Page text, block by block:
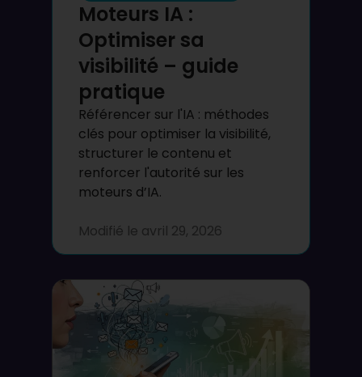
Moteurs IA :
Optimiser sa
visibilité – guide
pratique
Référencer sur l'IA : méthodes
clés pour optimiser la visibilité,
structurer le contenu et
renforcer l'autorité sur les
moteurs d’IA.
Modifié le avril 29, 2026